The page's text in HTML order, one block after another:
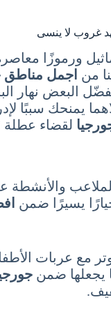
غروب لا ينسى
ورموزًا
من اجمل مناطق
يفضّل البعض نهار
يمنحك سببًا
لقضاء عطلة
يسيرًا ضمن
مع عربات
يجعلها ضمن